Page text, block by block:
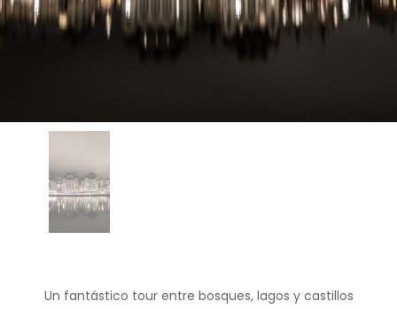
Un fantástico tour entre bosques, lagos y castillos